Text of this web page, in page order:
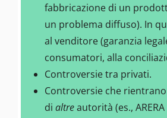
fabbricazione di un
un problema diffuso). In
al venditore (garanzia
consumatori, alla
Controversie tra privati.
Controversie che
di altreautorità (es.,